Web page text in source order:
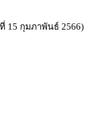
15 กุมภาพันธ์ 2566)